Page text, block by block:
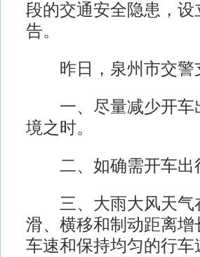
段的交通安全隐患，
告。
昨日，泉州市交警
一、尽量减少开车
境之时。
二、如确需开车出
三、大雨大风天气
滑、横移和制动距离
车速和保持均匀的行